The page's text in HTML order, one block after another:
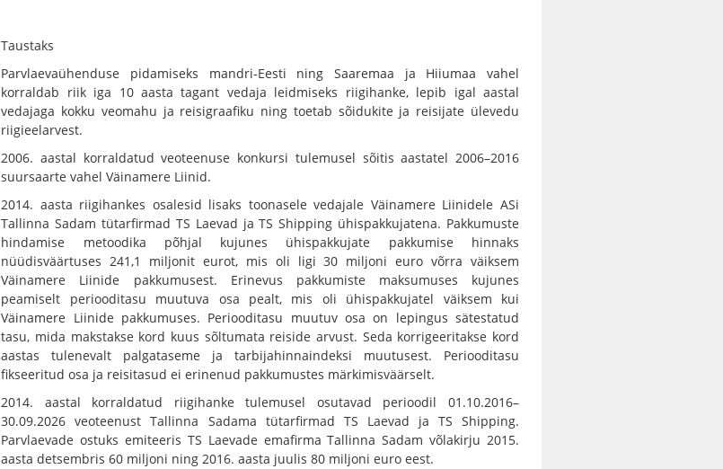
Taustaks
Parvlaevaühenduse pidamiseks mandri-Eesti ning Saaremaa ja Hiiumaa vahel
korraldab riik iga 10 aasta tagant vedaja leidmiseks riigihanke, lepib igal aastal
vedajaga kokku veomahu ja reisigraafiku ning toetab sõidukite ja reisijate ülevedu
riigieelarvest.
2006. aastal korraldatud veoteenuse konkursi tulemusel sõitis aastatel 2006–2016
suursaarte vahel Väinamere Liinid.
2014. aasta riigihankes osalesid lisaks toonasele vedajale Väinamere Liinidele ASi
Tallinna Sadam tütarfirmad TS Laevad ja TS Shipping ühispakkujatena. Pakkumuste
hindamise metoodika põhjal kujunes ühispakkujate pakkumise hinnaks
nüüdisväärtuses 241,1 miljonit eurot, mis oli ligi 30 miljoni euro võrra väiksem
Väinamere Liinide pakkumusest. Erinevus pakkumiste maksumuses kujunes
peamiselt periooditasu muutuva osa pealt, mis oli ühispakkujatel väiksem kui
Väinamere Liinide pakkumuses. Periooditasu muutuv osa on lepingus sätestatud
tasu, mida makstakse kord kuus sõltumata reiside arvust. Seda korrigeeritakse kord
aastas tulenevalt palgataseme ja tarbijahinnaindeksi muutusest. Periooditasu
fikseeritud osa ja reisitasud ei erinenud pakkumustes märkimisväärselt.
2014. aastal korraldatud riigihanke tulemusel osutavad perioodil 01.10.2016–
30.09.2026 veoteenust Tallinna Sadama tütarfirmad TS Laevad ja TS Shipping.
Parvlaevade ostuks emiteeris TS Laevade emafirma Tallinna Sadam võlakirju 2015.
aasta detsembris 60 miljoni ning 2016. aasta juulis 80 miljoni euro eest.